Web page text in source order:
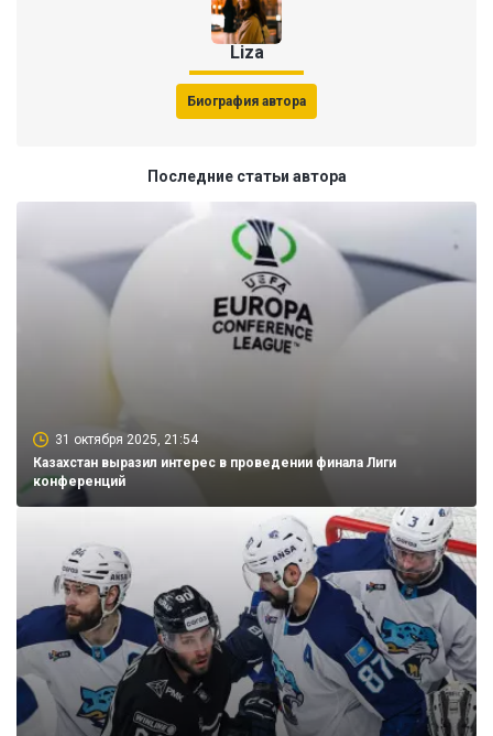
Liza
Биография автора
Последние статьи автора
31 октября 2025, 21:54
Казахстан выразил интерес в проведении финала Лиги
конференций